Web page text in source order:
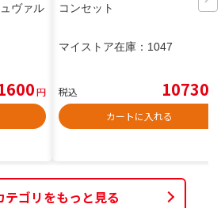
ヴァル
円
コンセット
マイストア在庫： 1047
税込 10730
カートに入れる
テゴリをもっと見る